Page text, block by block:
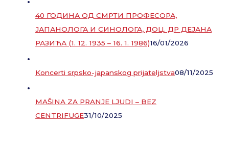
40 ГОДИНА ОД СМРТИ ПРОФЕСОРА,
ЈАПАНОЛОГА И СИНОЛОГА, ДОЦ. ДР ДЕЈАНА
РАЗИЋА (1. 12. 1935 – 16. 1. 1986)16/01/2026
Koncerti srpsko-japanskog prijateljstva08/11/2025
MAŠINA ZA PRANJE LJUDI – BEZ
CENTRIFUGE31/10/2025